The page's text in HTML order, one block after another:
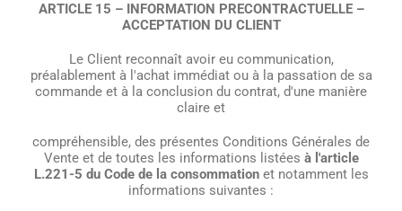
ARTICLE 15 – INFORMATION PRECONTRACTUELLE –
ACCEPTATION DU CLIENT
Le Client reconnaît avoir eu communication,
préalablement à l'achat immédiat ou à la passation de sa
commande et à la conclusion du contrat, d'une manière
claire et
compréhensible, des présentes Conditions Générales de
Vente et de toutes les informations listées à l'article
L.221-5 du Code de la consommation et notamment les
informations suivantes :